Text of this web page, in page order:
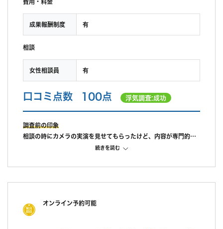
費用・料金
成果報酬制度 有
相談
女性相談員 有
口コミ点数 100点 浮気調査:成功
調査前の印象
相談の時にカメラの実演を見せてもらったけど、内容が専門的す
ぎてよくわからなかった。担当の人は穏やかな人、でも、教えて
調査後の印象
証拠は、確かなものをとってもらったので満足してます。別居中
続きを読む
オンライン予約可能